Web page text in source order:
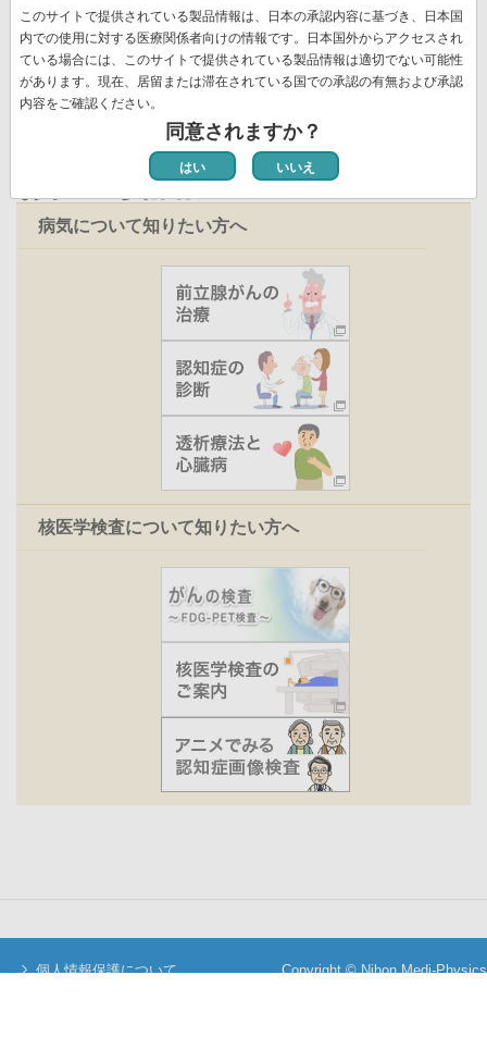
ー
ジ
ジ
ト
ペ
ー
ジ
ジ
ジ
ジ
ー
ジ
ペ
ー
ジ
新着情報一覧
お役立ち情報
病気について知りたい方へ
核医学検査について知りたい方へ
個人情報保護について
Copyright © Nihon Medi-Physics
このサイトで提供されている製品情報は、日本の承認内容に基づき、日本国
内での使用に対する医療関係者向けの情報です。日本国外からアクセスされ
ている場合には、このサイトで提供されている製品情報は適切でない可能性
があります。現在、居留または滞在されている国での承認の有無および承認
内容をご確認ください。
同意されますか？
はい いいえ